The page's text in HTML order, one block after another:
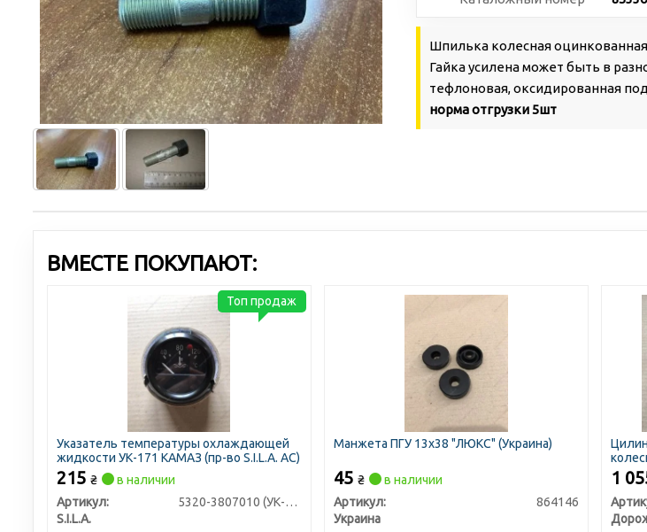
Шпилька колесная
Гайка усилена может быть в
тефлоновая, оксидированная
норма отгрузки 5шт
ВМЕСТЕ ПОКУПАЮТ:
Указатель температуры охлаждающей
жидкости УК-171 КАМАЗ (пр-во S.I.L.A. AC)
215 ₴
в наличии
Артикул:
5320-3807010 (УК-171)
S.I.L.A.
Топ продаж
Манжета ПГУ 13х38 "ЛЮКС" (Украина)
45 ₴
в наличии
Артикул:
864146
Украина
1